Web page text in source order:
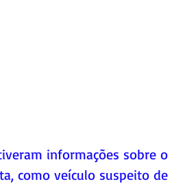
informações sobre o
como veículo suspeito de